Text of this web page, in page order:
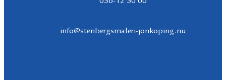
info@stenbergsmaleri-jonkoping.nu